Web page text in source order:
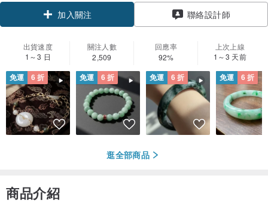
加入關注 聯絡設計師
出貨速度
1～3 日
關注人數
2,509
回應率
92%
上次上線
1～3 天前
免運 6 折 免運 6 折 免運 6 折 免運 6 折
逛全部商品
商品介紹